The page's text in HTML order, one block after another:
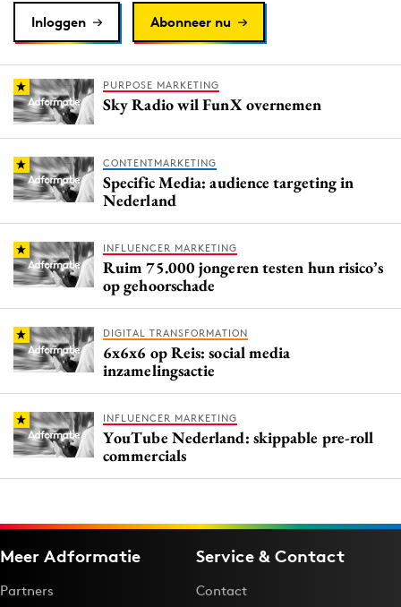
Inloggen Abonneer nu
PURPOSE MARKETING
Sky Radio wil FunX overnemen
CONTENTMARKETING
Specific Media: audience targeting in
Nederland
INFLUENCER MARKETING
Ruim 75.000 jongeren testen hun risico’s
op gehoorschade
DIGITAL TRANSFORMATION
6x6x6 op Reis: social media
inzamelingsactie
INFLUENCER MARKETING
YouTube Nederland: skippable pre-roll
commercials
Meer Adformatie
Partners
Service & Contact
Contact